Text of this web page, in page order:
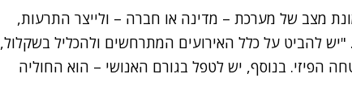
מצב של מערכת – מדינה או חברה – ולייצר התרעות,
"יש להביט על כלל האירועים המתרחשים ולהכליל בשקלול,
הפיזי. בנוסף, יש לטפל בגורם האנושי – הוא החוליה